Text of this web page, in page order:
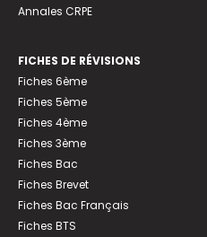
Annales CRPE
FICHES DE RÉVISIONS
Fiches 6ème
Fiches 5ème
Fiches 4ème
Fiches 3ème
Fiches Bac
Fiches Brevet
Fiches Bac Français
Fiches BTS